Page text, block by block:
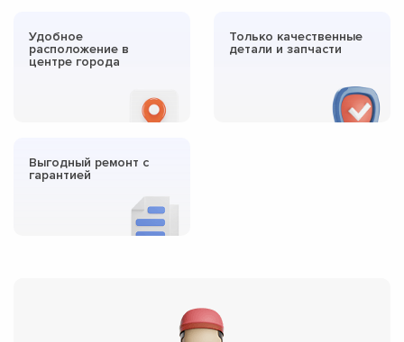
Удобное
расположение в
центре города
Только качественные
детали и запчасти
Выгодный ремонт с
гарантией